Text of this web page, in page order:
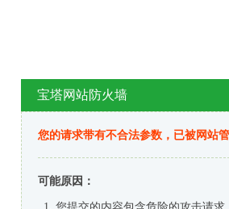
宝塔网站防火墙
您的请求带有不合法参数，已被网站
可能原因：